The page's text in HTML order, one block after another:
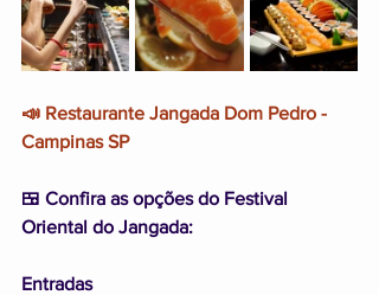
📣 Restaurante Jangada Dom Pedro -
Campinas SP
🍱 Confira as opções do Festival
Oriental do Jangada:
Entradas